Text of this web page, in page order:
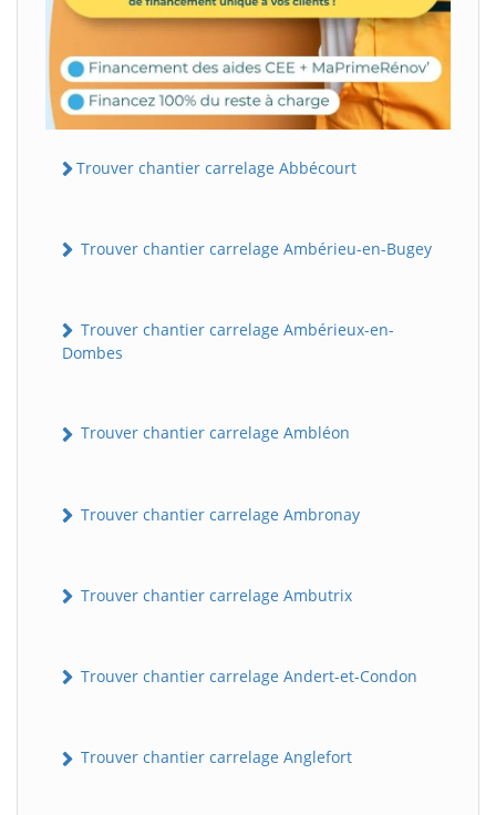
Trouver chantier carrelage Abbécourt
Trouver chantier carrelage Ambérieu-en-Bugey
Trouver chantier carrelage Ambérieux-en-
Dombes
Trouver chantier carrelage Ambléon
Trouver chantier carrelage Ambronay
Trouver chantier carrelage Ambutrix
Trouver chantier carrelage Andert-et-Condon
Trouver chantier carrelage Anglefort